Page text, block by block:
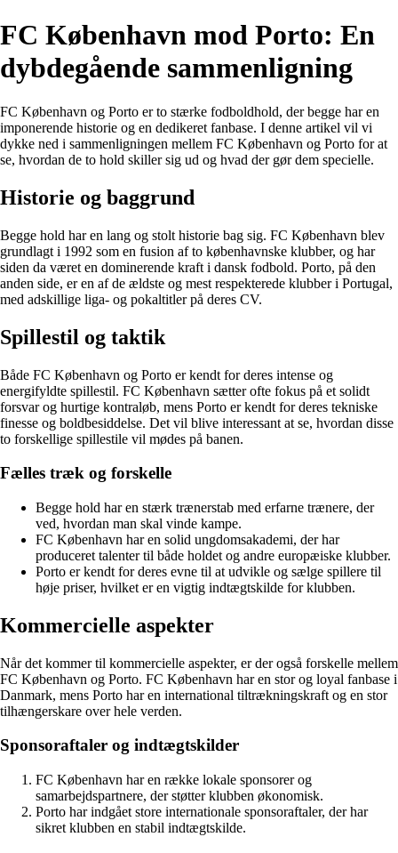
FC København mod Porto: En
dybdegående sammenligning
FC København og Porto er to stærke fodboldhold, der begge har en
imponerende historie og en dedikeret fanbase. I denne artikel vil vi
dykke ned i sammenligningen mellem FC København og Porto for at
se, hvordan de to hold skiller sig ud og hvad der gør dem specielle.
Historie og baggrund
Begge hold har en lang og stolt historie bag sig. FC København blev
grundlagt i 1992 som en fusion af to københavnske klubber, og har
siden da været en dominerende kraft i dansk fodbold. Porto, på den
anden side, er en af de ældste og mest respekterede klubber i Portugal,
med adskillige liga- og pokaltitler på deres CV.
Spillestil og taktik
Både FC København og Porto er kendt for deres intense og
energifyldte spillestil. FC København sætter ofte fokus på et solidt
forsvar og hurtige kontraløb, mens Porto er kendt for deres tekniske
finesse og boldbesiddelse. Det vil blive interessant at se, hvordan disse
to forskellige spillestile vil mødes på banen.
Fælles træk og forskelle
Begge hold har en stærk trænerstab med erfarne trænere, der
ved, hvordan man skal vinde kampe.
FC København har en solid ungdomsakademi, der har
produceret talenter til både holdet og andre europæiske klubber.
Porto er kendt for deres evne til at udvikle og sælge spillere til
høje priser, hvilket er en vigtig indtægtskilde for klubben.
Kommercielle aspekter
Når det kommer til kommercielle aspekter, er der også forskelle mellem
FC København og Porto. FC København har en stor og loyal fanbase i
Danmark, mens Porto har en international tiltrækningskraft og en stor
tilhængerskare over hele verden.
Sponsoraftaler og indtægtskilder
FC København har en række lokale sponsorer og
samarbejdspartnere, der støtter klubben økonomisk.
Porto har indgået store internationale sponsoraftaler, der har
sikret klubben en stabil indtægtskilde.